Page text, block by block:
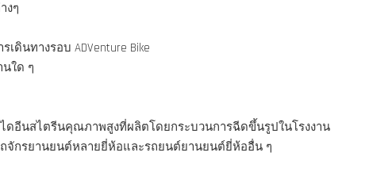
งๆ
นทางรอบ ADVenture Bike
ใด ๆ
ดอีนสไตรีนคุณภาพสูงที่ผลิตโดยกระบวนการฉีดขึ้นรูปในโรงงาน
จักรยานยนต์หลายยี่ห้อและรถยนต์ยานยนต์ยี่ห้ออื่น ๆ